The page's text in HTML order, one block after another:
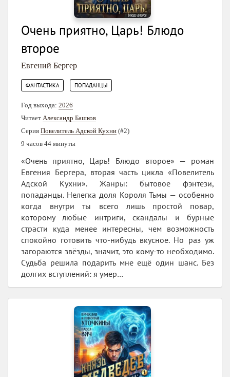
Очень приятно, Царь! Блюдо
второе
Евгений Бергер
ФАНТАСТИКА ПОПАДАНЦЫ
Год выхода: 2026
Читает Александр Башков
Серия Повелитель Адской Кухни (#2)
9 часов 44 минуты
«Очень приятно, Царь! Блюдо второе» — роман
Евгения Бергера, вторая часть цикла «Повелитель
Адской Кухни». Жанры: бытовое фэнтези,
попаданцы. Нелегка доля Короля Тьмы — особенно
когда внутри ты всего лишь простой повар,
которому любые интриги, скандалы и бурные
страсти куда менее интересны, чем возможность
спокойно готовить что-нибудь вкусное. Но раз уж
загораются звёзды, значит, это кому-то необходимо.
Судьба решила подарить мне ещё один шанс. Без
долгих вступлений: я умер…